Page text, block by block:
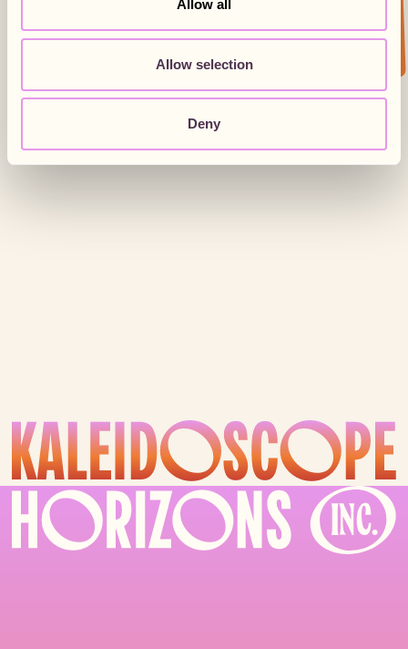
Allow all
Allow selection
Deny
Je m'inscris 📩